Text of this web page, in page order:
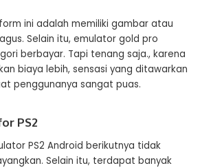
ini adalah memiliki gambar atau
Selain itu, emulator gold pro
berbayar. Tapi tenang saja., karena
biaya lebih, sensasi yang ditawarkan
penggunanya sangat puas.
PS2
PS2 Android berikutnya tidak
Selain itu, terdapat banyak